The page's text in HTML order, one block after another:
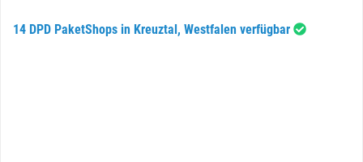
14 DPD PaketShops in Kreuztal, Westfalen verfügbar